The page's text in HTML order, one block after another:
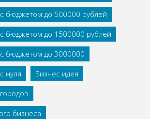
бюджетом до 500000 рублей
бюджетом до 1500000 рублей
бюджетом до 3000000
нуля
Бизнес идея
бизнеса